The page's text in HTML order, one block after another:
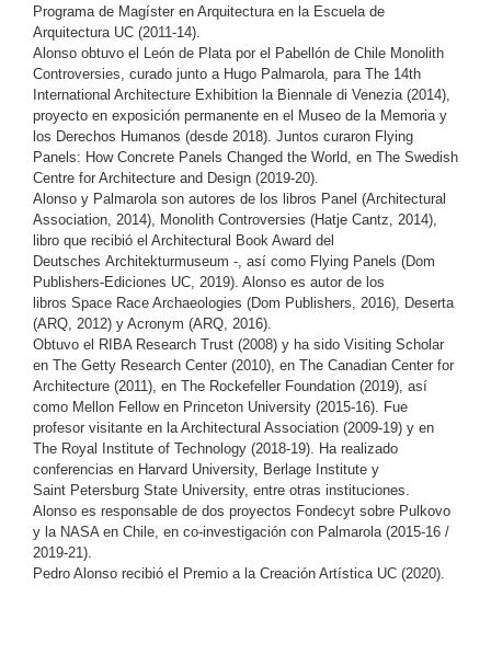
Programa de Magíster en Arquitectura en la Escuela de
Arquitectura UC (2011-14).
Alonso obtuvo el León de Plata por el Pabellón de Chile Monolith
Controversies, curado junto a Hugo Palmarola, para The 14th
International Architecture Exhibition la Biennale di Venezia (2014),
proyecto en exposición permanente en el Museo de la Memoria y
los Derechos Humanos (desde 2018). Juntos curaron Flying
Panels: How Concrete Panels Changed the World, en The Swedish
Centre for Architecture and Design (2019-20).
Alonso y Palmarola son autores de los libros Panel (Architectural
Association, 2014), Monolith Controversies (Hatje Cantz, 2014),
libro que recibió el Architectural Book Award del
Deutsches Architekturmuseum -, así como Flying Panels (Dom
Publishers-Ediciones UC, 2019). Alonso es autor de los
libros Space Race Archaeologies (Dom Publishers, 2016), Deserta
(ARQ, 2012) y Acronym (ARQ, 2016).
Obtuvo el RIBA Research Trust (2008) y ha sido Visiting Scholar
en The Getty Research Center (2010), en The Canadian Center for
Architecture (2011), en The Rockefeller Foundation (2019), así
como Mellon Fellow en Princeton University (2015-16). Fue
profesor visitante en la Architectural Association (2009-19) y en
The Royal Institute of Technology (2018-19). Ha realizado
conferencias en Harvard University, Berlage Institute y
Saint Petersburg State University, entre otras instituciones.
Alonso es responsable de dos proyectos Fondecyt sobre Pulkovo
y la NASA en Chile, en co-investigación con Palmarola (2015-16 /
2019-21).
Pedro Alonso recibió el Premio a la Creación Artística UC (2020).